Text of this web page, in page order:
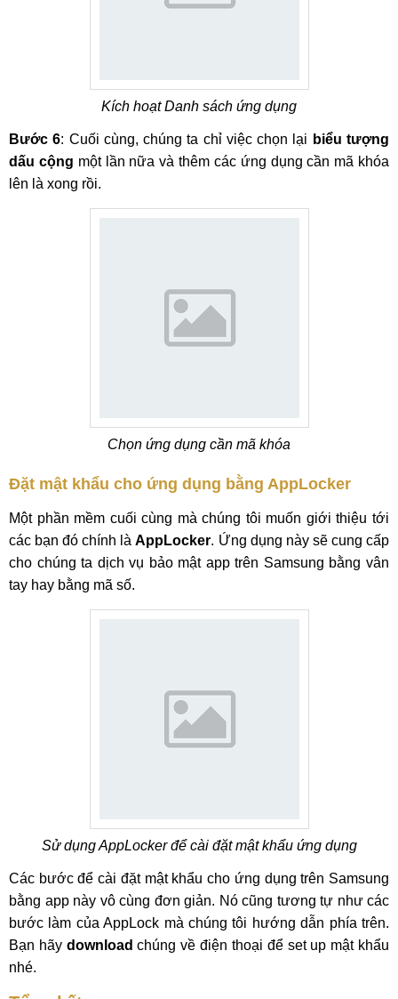
Kích hoạt Danh sách ứng dụng
Bước 6: Cuối cùng, chúng ta chỉ việc chọn lại biểu tượng
dấu cộng một lần nữa và thêm các ứng dụng cần mã khóa
lên là xong rồi.
Chọn ứng dụng cần mã khóa
Đặt mật khẩu cho ứng dụng bằng AppLocker
Một phần mềm cuối cùng mà chúng tôi muốn giới thiệu tới
các bạn đó chính làAppLocker. Ứng dụng này sẽ cung cấp
cho chúng ta dịch vụ bảo mật app trên Samsung bằng vân
tay hay bằng mã số.
Sử dụng AppLocker để cài đặt mật khẩu ứng dụng
Các bước để cài đặt mật khẩu cho ứng dụng trên Samsung
bằng app này vô cùng đơn giản. Nó cũng tương tự như các
bước làm của AppLock mà chúng tôi hướng dẫn phía trên.
Bạn hãydownload chúng về điện thoại để set up mật khẩu
nhé.